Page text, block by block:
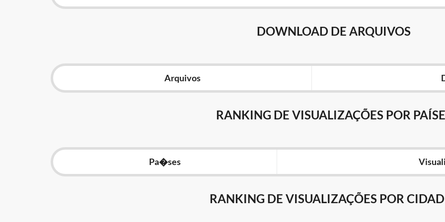
DOWNLOAD DE ARQUIVOS
Arquivos
RANKING DE VISUALIZAÇÕES POR
Pa�ses
RANKING DE VISUALIZAÇÕES POR